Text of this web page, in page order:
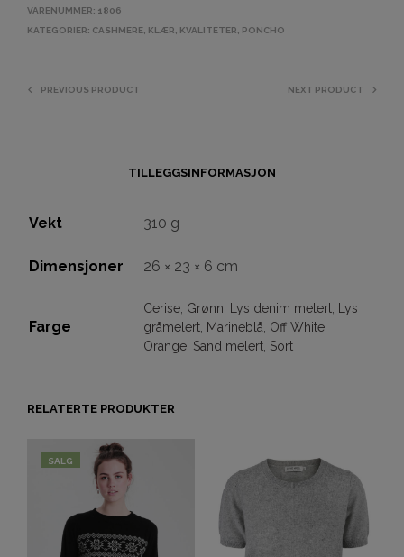
VARENUMMER: 1806
KATEGORIER: CASHMERE KLÆR KVALITETER PONCHO
PREVIOUS PRODUCT NEXT PRODUCT
TILLEGGSINFORMASJON
Vekt 310 g
Dimensjoner 26 × 23 × 6 cm
Farge
Cerise Grønn Lys denim melert
Lys
gråmelert Marineblå Off White
Orange Sand melert Sort
RELATERTE PRODUKTER
SALG